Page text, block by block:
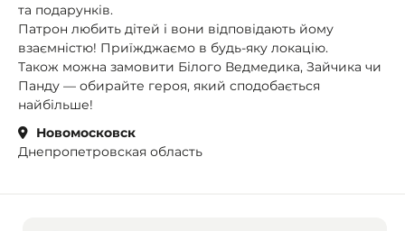
та подарунків.
Патрон любить дітей і вони відповідають йому
взаємністю! Приїжджаємо в будь-яку локацію.
Також можна замовити Білого Ведмедика, Зайчика чи
Панду — обирайте героя, який сподобається
найбільше!
Новомосковск
Днепропетровская область